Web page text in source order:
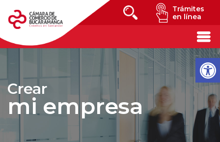
Trámites
en línea
Crear
mi empresa